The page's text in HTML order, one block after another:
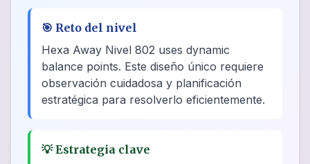
🎯 Reto del nivel
Hexa Away Nivel 802 uses dynamic
balance points. Este diseño único requiere
observación cuidadosa y planificación
estratégica para resolverlo eficientemente.
💡Estrategia clave